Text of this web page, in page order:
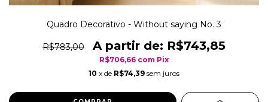
Quadro Decorativo - Without saying No. 3
R$783,00 R$743,85
R$706,66 com Pix
10 x de R$74,39 sem juros